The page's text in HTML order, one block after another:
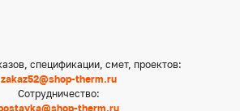
спецификации, смет, проектов:
zakaz52@shop-therm.ru
Сотрудничество:
therm.ru